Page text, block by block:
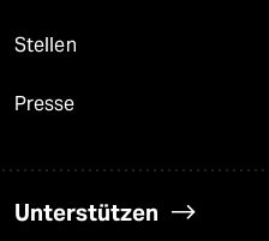
Stellen
Presse
Unterstützen